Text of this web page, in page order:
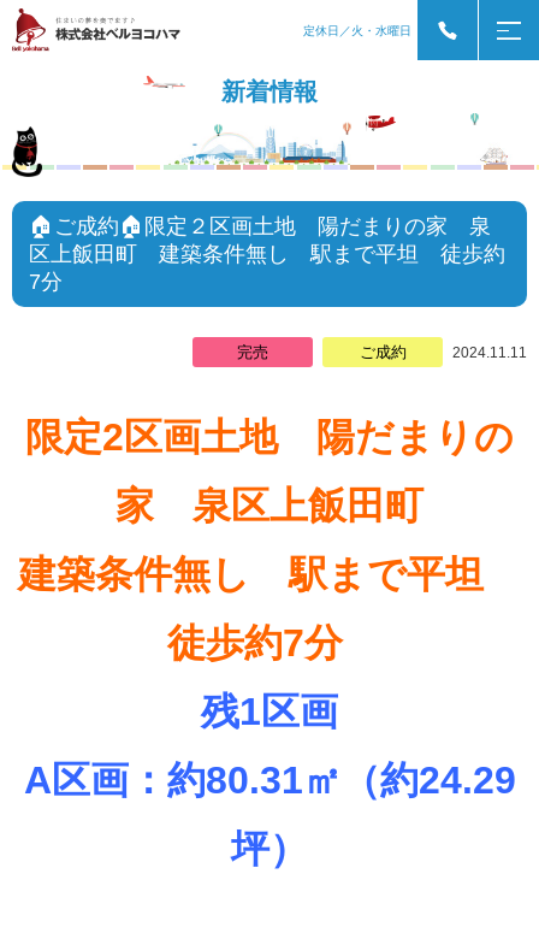
定休日／火・水曜日
新着情報
🏠ご成約🏠限定２区画土地 陽だまりの家 泉
区上飯田町 建築条件無し 駅まで平坦 徒歩約
7分
完売 ご成約 2024.11.11
限定2区画土地 陽だまりの
家 泉区上飯田町
建築条件無し駅まで平坦
徒歩約7分
残1区画
A区画：約80.31㎡（約24.29
坪）